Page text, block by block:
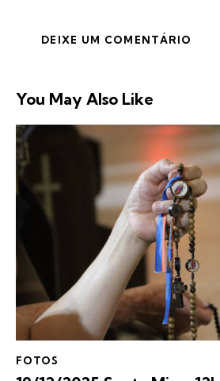
You May Also Like
FOTOS